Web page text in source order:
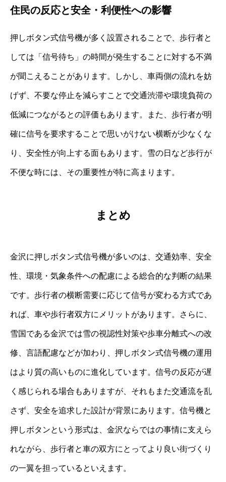
住民の反応と安全・利便性への影響
押しボタン式信号機が多く設置されることで、歩行者と
しては「信号待ち」の時間が発生することに対する不満
が聞こえることがあります。しかし、車両側の流れを妨
げず、不要な停止を減らすことで交通渋滞や環境負荷の
低減につながるとの評価もあります。また、歩行者が明
確に信号を要求することで思いがけない横断が少なくな
り、安全性が向上する面もあります。雪の日など歩行が
不便な時には、その重要性が特に高まります。
まとめ
金沢に押しボタン式信号機が多いのは、交通効率、安全
性、環境・気象条件への配慮による総合的な判断の結果
です。歩行者の横断需要に応じて信号が変わる方式であ
れば、車や歩行者双方にメリットがあります。さらに、
雪国である金沢では雪の視認性対策や歩車分離式への改
修、言語配慮などが加わり、押しボタン式信号機の運用
はより質の高いものに進化しています。信号の反応が遅
く感じられる場合もありますが、それもまた交通流を乱
さず、安全を追求した設計が背景にあります。信号機と
押しボタンという形式は、金沢ならではの事情に支えら
れながら、歩行者と車の双方にとってより良い街づくり
の一翼を担っているといえます。